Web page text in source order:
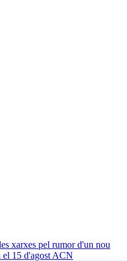
xarxes pel rumor d'un nou
el 15 d'agost ACN